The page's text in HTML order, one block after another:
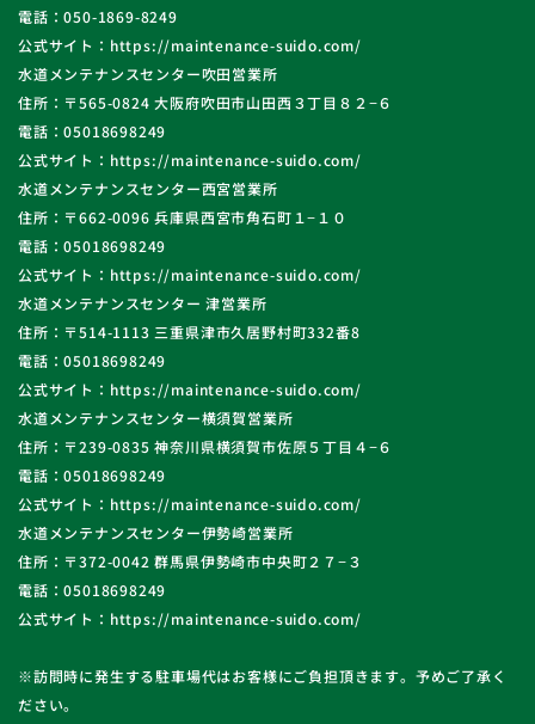
電話：050-1869-8249
公式サイト：https://maintenance-suido.com/
水道メンテナンスセンター吹田営業所
住所：〒565-0824 大阪府吹田市山田西３丁目８２−６
電話：05018698249
公式サイト：https://maintenance-suido.com/
水道メンテナンスセンター西宮営業所
住所：〒662-0096 兵庫県西宮市角石町１−１０
電話：05018698249
公式サイト：https://maintenance-suido.com/
水道メンテナンスセンター 津営業所
住所：〒514-1113 三重県津市久居野村町332番8
電話：05018698249
公式サイト：https://maintenance-suido.com/
水道メンテナンスセンター横須賀営業所
住所：〒239-0835 神奈川県横須賀市佐原５丁目４−６
電話：05018698249
公式サイト：https://maintenance-suido.com/
水道メンテナンスセンター伊勢崎営業所
住所：〒372-0042 群馬県伊勢崎市中央町２７−３
電話：05018698249
公式サイト：https://maintenance-suido.com/
※訪問時に発生する駐車場代はお客様にご負担頂きます。予めご了承く
ださい。